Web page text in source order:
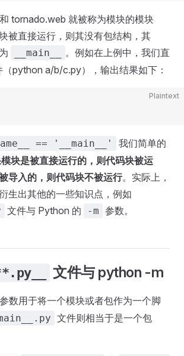
tornado.web 就被称为模块的模块
被直接运行，则其没有包结构，其
__main__
。例如在上例中，我们直
python a/b/c.py），输出结果如下：
Plaintext
== '__main__'
我们简单的
块是被直接运行的，则代码块被运
导入的，则代码块不被运行。实际上，
生出其他的一些知识点，例如
文件与 Python 的 -m 参数。
文件与 python -m
参数用于将一个模块或者包作为一个脚
文件则相当于是一个包